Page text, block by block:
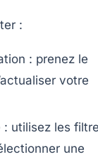
:
: prenez le
votre
: utilisez les
une